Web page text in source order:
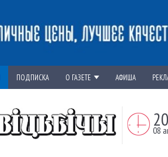
ПОДПИСКА О ГАЗЕТЕ АФИША
08